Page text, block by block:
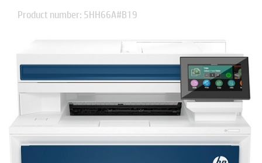
Product number: 5HH66A#B19